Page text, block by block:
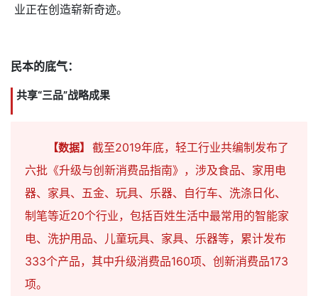
业正在创造崭新奇迹。
民本的底气：
共享“三品”战略成果
【数据】 截至2019年底，轻工行业共编制发布了
六批《升级与创新消费品指南》，涉及食品、家用电
器、家具、五金、玩具、乐器、自行车、洗涤日化、
制笔等近20个行业，包括百姓生活中最常用的智能家
电、洗护用品、儿童玩具、家具、乐器等，累计发布
333个产品，其中升级消费品160项、创新消费品173
项。